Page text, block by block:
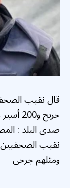
جريح و200 أسير من الصحفيين الفلسطينيين.
صدى البلد :
ومثلهم جرحى